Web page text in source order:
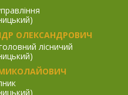
ОЛЕКСАНДРОВИЧ
лісничий
МИКОЛАЙОВИЧ